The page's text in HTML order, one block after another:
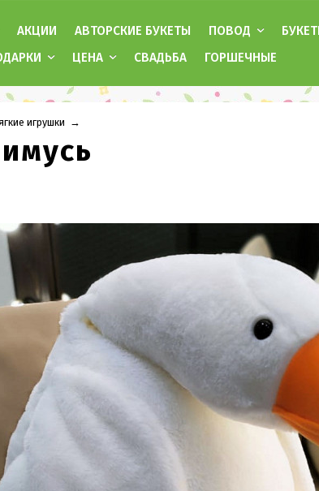
АКЦИИ АВТОРСКИЕ БУКЕТЫ ПОВОД
ЦЕНА СВАДЬБА ГОРШЕЧНЫЕ
игрушки →